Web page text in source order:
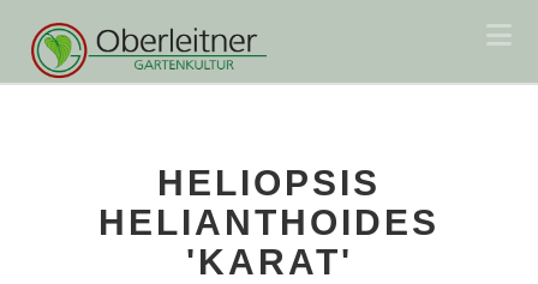
HELIOPSIS
HELIANTHOIDES
'KARAT'